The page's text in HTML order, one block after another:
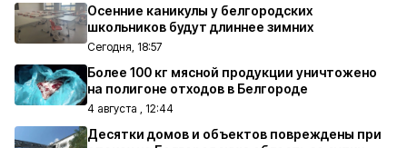
Осенние каникулы у белгородских
школьников будут длиннее зимних
Сегодня, 18:57
Более 100 кг мясной продукции уничтожено
на полигоне отходов в Белгороде
4 августа , 12:44
Десятки домов и объектов повреждены при